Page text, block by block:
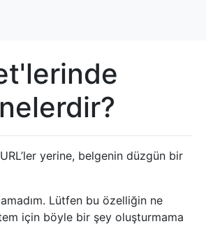
yerine, belgenin düzgün bir
Lütfen bu özelliğin ne
için böyle bir şey oluşturmama